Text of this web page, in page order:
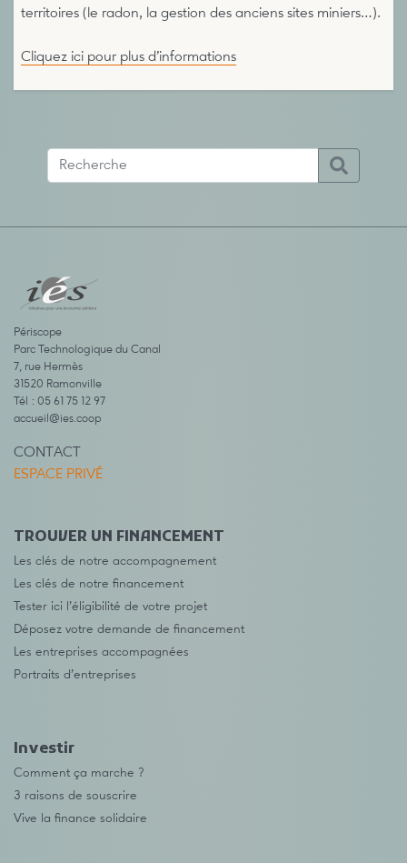
territoires (le radon, la gestion des anciens sites miniers…).
Cliquez ici pour plus d’informations
Périscope
Parc Technologique du Canal
7, rue Hermès
31520 Ramonville
Tél : 05 61 75 12 97
accueil@ies.coop
CONTACT
ESPACE PRIVÉ
TROUVER UN FINANCEMENT
Les clés de notre accompagnement
Les clés de notre financement
Tester ici l’éligibilité de votre projet
Déposez votre demande de financement
Les entreprises accompagnées
Portraits d’entreprises
Investir
Comment ça marche ?
3 raisons de souscrire
Vive la finance solidaire